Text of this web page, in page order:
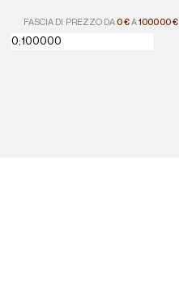
FASCIA DI PREZZO DA0 €A100000 €